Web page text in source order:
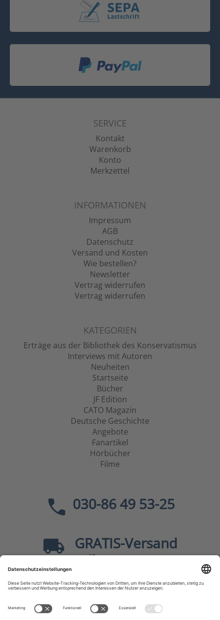
SERVICE
Kontakt
Warenkorb
Konto
Merkzettel
INFORMATIONEN
Impressum
AGB
Datenschutz
Versand und Kosten
Wie bestellen?
Newsletter
Vertrag widerrufen
Vertrag widerrufen
KATEGORIEN
Erträge aus der Bibliothek des Konservatismus
Interviews mit Autoren
Neuheiten
Startseite
Bücher
JF Edition
CATO Magazin
Deutsche Geschichte
Angebote
Fanartikel
Hörbücher
Filme
030-86 49 53-25
GRATIS-Versand
40
Sicher dank SSL